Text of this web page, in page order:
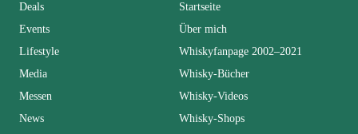
Deals
Events
Lifestyle
Media
Messen
News
Startseite
Über mich
Whiskyfanpage 2002–2021
Whisky-Bücher
Whisky-Videos
Whisky-Shops